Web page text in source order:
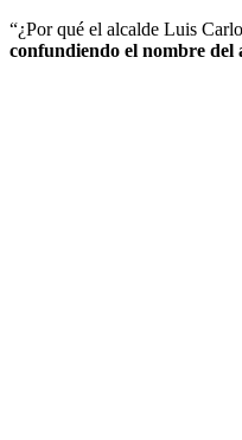
“¿Por qué el alcalde Luis
confundiendo el nombre del